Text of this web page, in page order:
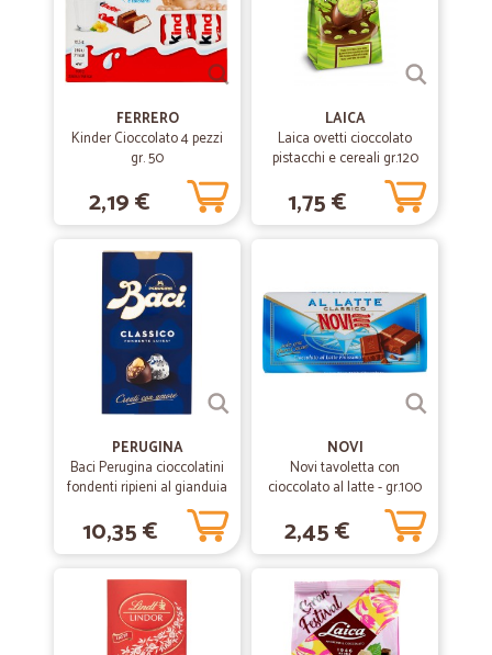
—Stefano T.
Preciso e puntuale
Preciso e puntuale
28/06/2019
—Luis antonio A.
ottimo servizio
ottimo servizio, efficiente e veloce, la consegna e arrivata il giorno
dopo.
FERRERO
Kinder Cioccolato 4 pezzi
gr. 50
2,19 €
LAICA
Laica ovetti cioccolato
pistacchi e cereali gr.120
1,75 €
PERUGINA
Baci Perugina cioccolatini
fondenti ripieni al gianduia
e nocciola intera gr.200
10,35 €
NOVI
Novi tavoletta con
cioccolato al latte - gr.100
2,45 €